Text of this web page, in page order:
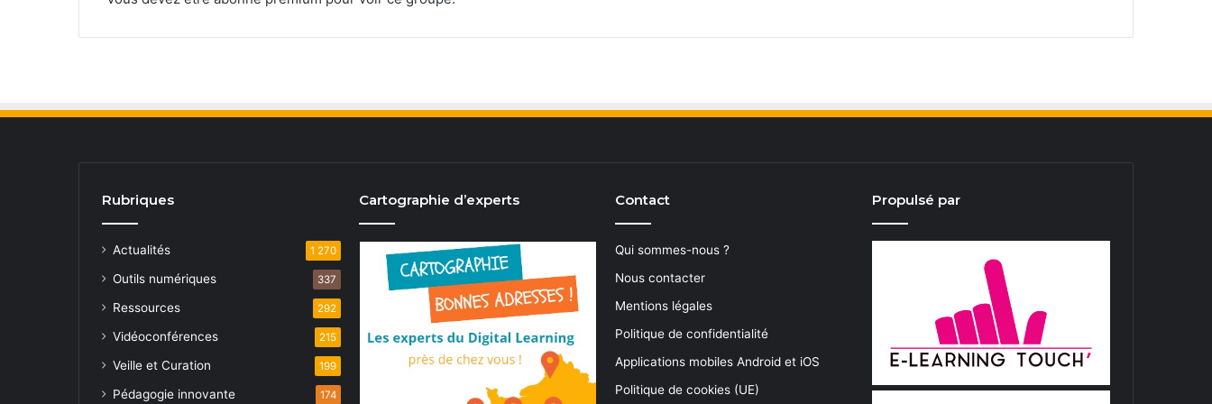
Rubriques
Actualités 1 270
Outils numériques 337
Ressources 292
Vidéoconférences 215
Veille et Curation 199
Pédagogie innovante 174
Cartographie d’experts Contact
Qui sommes-nous ?
Nous contacter
Mentions légales
Politique de confidentialité
Applications mobiles Android et iOS
Politique de cookies (UE)
Propulsé par